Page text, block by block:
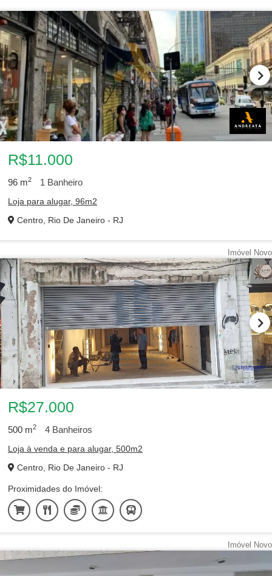
R$11.000
96 m2 1 Banheiro
Loja para alugar, 96m2
Centro, Rio De Janeiro - RJ
Imóvel Novo
R$27.000
500 m2 4 Banheiros
Loja à venda e para alugar, 500m2
Centro, Rio De Janeiro - RJ
Proximidades do Imóvel:
Imóvel Novo